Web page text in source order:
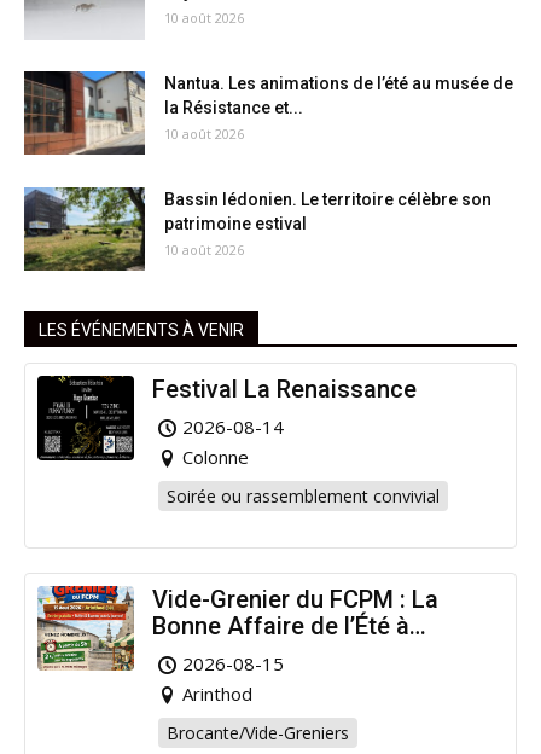
10 août 2026
Nantua. Les animations de l’été au musée de
la Résistance et...
10 août 2026
Bassin lédonien. Le territoire célèbre son
patrimoine estival
10 août 2026
LES ÉVÉNEMENTS À VENIR
Festival La Renaissance
2026-08-14
Colonne
Soirée ou rassemblement convivial
Vide-Grenier du FCPM : La
Bonne Affaire de l’Été à
Arinthod !
2026-08-15
Arinthod
Brocante/Vide-Greniers